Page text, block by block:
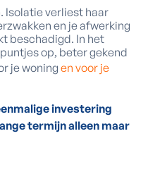
Isolatie verliest haar
en je afwerking
beschadigd. In het
op, beter gekend
je woning en voor je
investering
termijn alleen maar